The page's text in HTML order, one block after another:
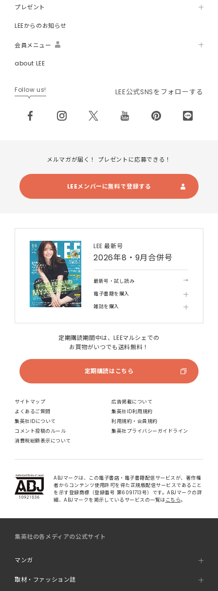
プレゼント
LEEからのお知らせ
会員メニュー
about LEE
Follow us! LEE公式SNSをフォローする
メルマガが届く！ プレゼントに応募できる！
LEEメンバーに無料で登録する
LEE 最新号
2026年8・9月合併号
最新号・試し読み
電子書籍を購入
雑誌を購入
定期購読期間中は、LEEマルシェでの
お買物がいつでも送料無料！
定期購読はこちら
サイトマップ
広告掲載について
よくあるご質問
集英社ID利用規約
集英社IDについて
利用規約・会員規約
コメント投稿のルール
集英社プライバシーガイドライン
消費税総額表示について
ABJマークは、この電子書店・電子書籍配信サービスが、著作権
者からコンテンツ使用許可を得た正規版配信サービスであること
を示す登録商標（登録番号 第6091713号）です。ABJマークの詳
細、ABJマークを掲示しているサービスの一覧は こちら。
集英社の各メディアの公式サイト
マンガ
取材・ファッション誌